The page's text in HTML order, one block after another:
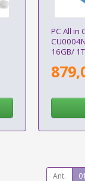
PC All in
16GB/
Ant. 01